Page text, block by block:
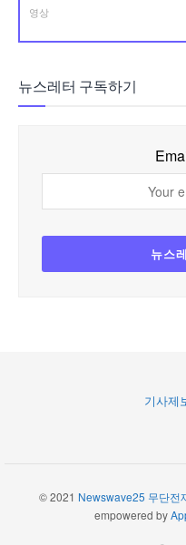
영상
뉴스레터 구독하기
기사제
© 2021 Newswave25 무단전
empowered by